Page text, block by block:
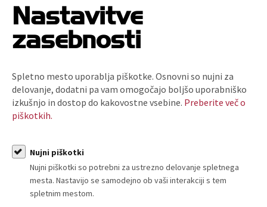
Splošni pogoji: Za člane znaša kotizacija 55,00 EUR z DDV na
udeleženca, za nečlane pa 150,00 EUR z DDV na
udeleženca.Znesek kotizacije nakažite na TRR pri OTP banki
nam lahko pošljete po pošti: TZS, Dunajska 167, 1000 Ljubljana ali
na e-naslov: info@tzslo.si. Znesek vplačane kotizacije se vrne v
primeru, da se pisno odjavite vsaj 3 delovne dni pred izvedbo
dogodka, v nasprotnem primeru vam bomo kotizacijo, kljub
primeru, da dogodka ne izvedemo, o čemer vas bomo pravočasno
obvestili, zato vas prosimo, da navedete elektronski naslov,
kamor lahko sporočimo morebitne spremembe oziroma odpoved.
S prijavo potrjujete, da so prijavljene osebe predstavniki
navedenega podjetja. Posredovane osebne podatke bo TZS
Nastavitve
zasebnosti
Spletno mesto uporablja piškotke. Osnovni so nujni za
delovanje, dodatni pa vam omogočajo boljšo uporabniško
izkušnjo in dostop do kakovostne vsebine. Preberite več o
piškotkih.
Nujni piškotki
Nujni piškotki so potrebni za ustrezno delovanje spletnega
mesta. Nastavijo se samodejno ob vaši interakciji s tem
spletnim mestom.